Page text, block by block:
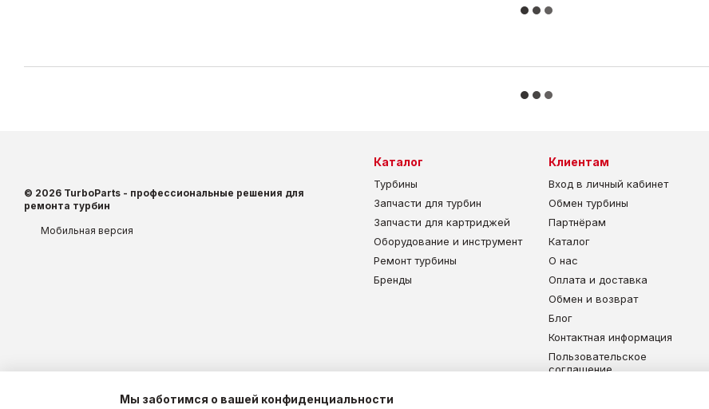
© 2026 TurboParts - профессиональные решения для
ремонта турбин
Мобильная версия
Каталог
Турбины
Запчасти для турбин
Запчасти для картриджей
Оборудование и инструмент
Ремонт турбины
Бренды
Клиентам
Вход в личный кабинет
Обмен турбины
Партнёрам
Каталог
О нас
Оплата и доставка
Обмен и возврат
Блог
Контактная информация
Пользовательское
соглашение
Мы заботимся о вашей конфиденциальности